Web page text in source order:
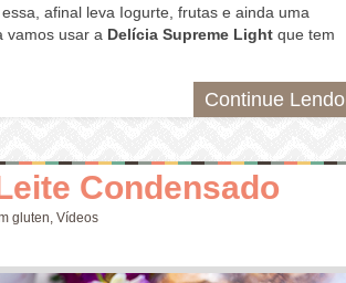
afinal leva Iogurte, frutas e ainda uma
vamos usar a Delícia Supreme Lightque tem
Continue Lendo
Condensado
gluten, Vídeos